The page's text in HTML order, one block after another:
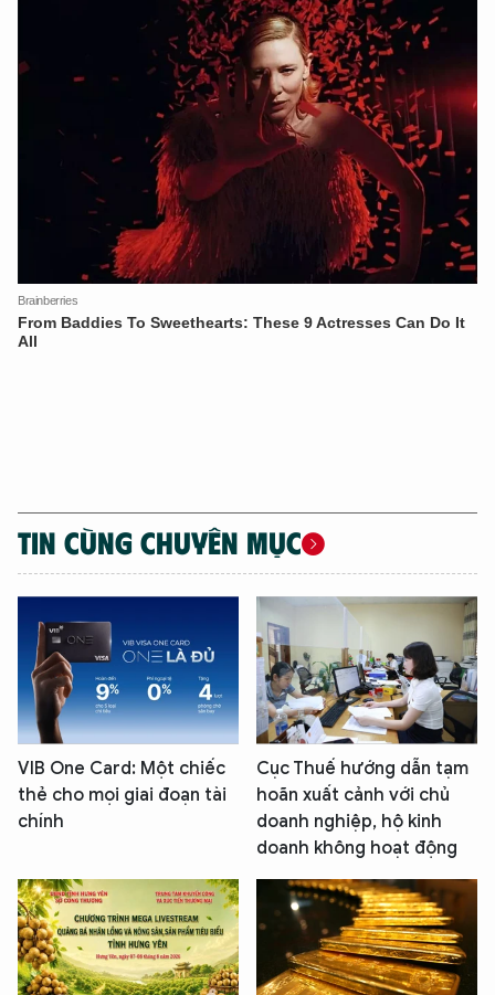
TIN CÙNG CHUYÊN MỤC
VIB One Card: Một chiếc
thẻ cho mọi giai đoạn tài
chính
Cục Thuế hướng dẫn tạm
hoãn xuất cảnh với chủ
doanh nghiệp, hộ kinh
doanh không hoạt động
XIN CHÀO,
TÔI LÀ CHATBOT CỦA
Hãy hỏi tôi bất kỳ điều gì bạn cần biết về
An Ninh Thủ Đô nhé. Tôi sẵn sàng hỗ trợ!